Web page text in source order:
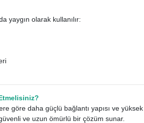
yaygın olarak kullanılır:
göre daha güçlü bağlantı yapısı ve
ve uzun ömürlü bir çözüm sunar.